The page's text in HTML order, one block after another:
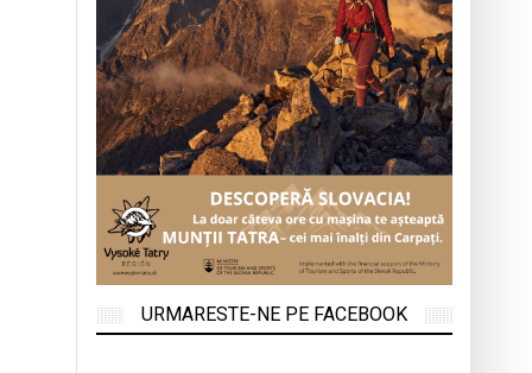
URMARESTE-NE PE FACEBOOK